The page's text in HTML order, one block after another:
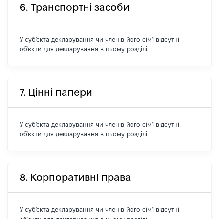
6. Транспортні засоби
У суб'єкта декларування чи членів його сім'ї відсутні
об'єкти для декларування в цьому розділі.
7. Цінні папери
У суб'єкта декларування чи членів його сім'ї відсутні
об'єкти для декларування в цьому розділі.
8. Корпоративні права
У суб'єкта декларування чи членів його сім'ї відсутні